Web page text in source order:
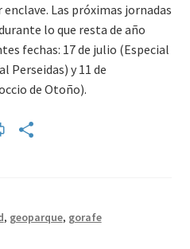
Las próximas jornadas
lo que resta de año
fechas: 17 de julio (Especial
Perseidas) y 11 de
de Otoño).
Pr
e ar
, geoparque, gorafe